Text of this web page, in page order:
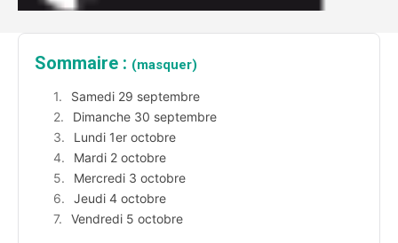
Sommaire : (masquer)
Samedi 29 septembre
Dimanche 30 septembre
Lundi 1er octobre
Mardi 2 octobre
Mercredi 3 octobre
Jeudi 4 octobre
Vendredi 5 octobre